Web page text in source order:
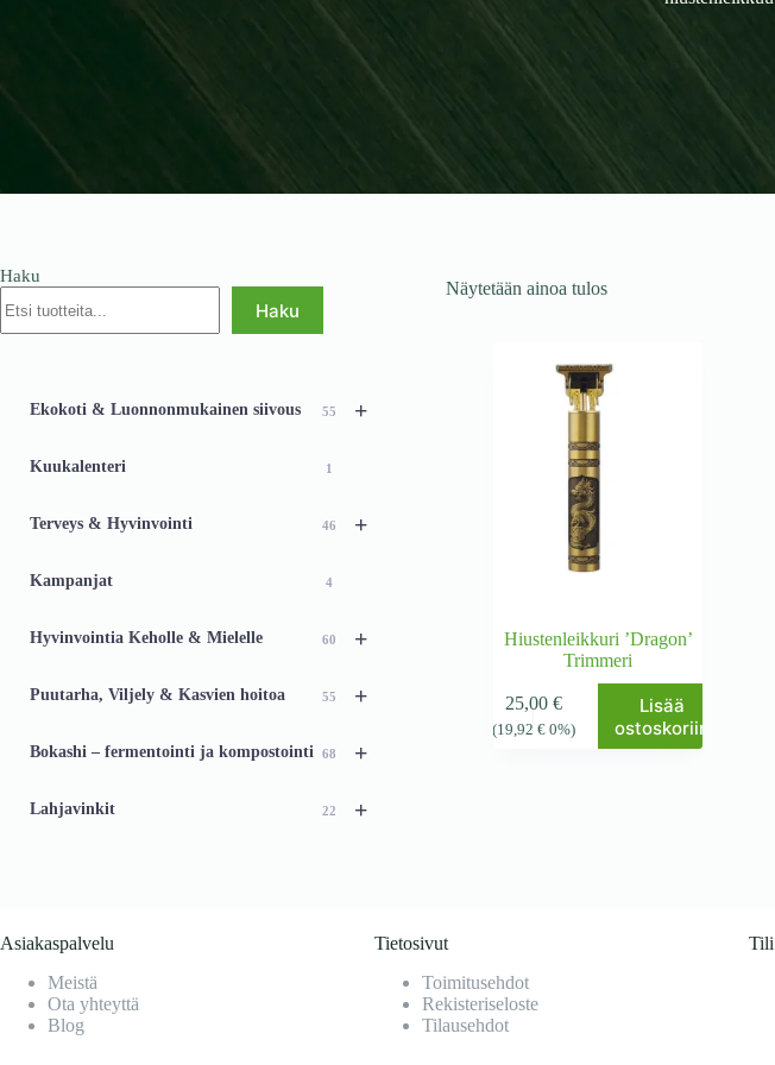
hiustenleikkuu
Näytetään ainoa tulos
Hiustenleikkuri ’Dragon’
Trimmeri
25,00 €
(19,92 €0%)
Lisää
ostoskoriin
Haku
Haku
+
Ekokoti & Luonnonmukainen siivous 55
Kuukalenteri 1
+
Terveys & Hyvinvointi 46
Kampanjat 4
+
Hyvinvointia Keholle & Mielelle 60
+
Puutarha, Viljely & Kasvien hoitoa 55
+
Bokashi – fermentointi ja kompostointi 68
+
Lahjavinkit 22
Asiakaspalvelu
Meistä
Ota yhteyttä
Blog
Tietosivut
Toimitusehdot
Rekisteriseloste
Tilausehdot
Tili